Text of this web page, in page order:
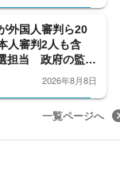
外国人審判ら20
人審判2人も含
担当 政府の監査
2026年8月8日
一覧ページへ